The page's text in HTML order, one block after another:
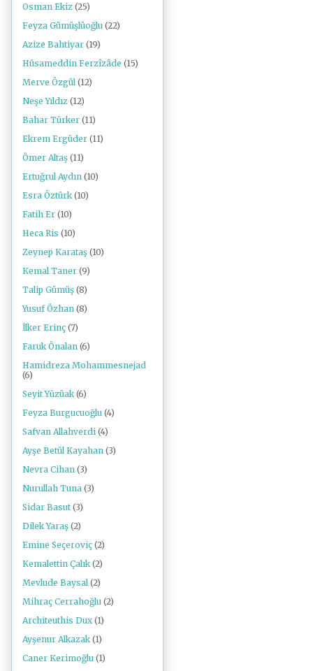
Osman Ekiz (25)
Feyza Gümüşlüoğlu (22)
Azize Bahtiyar (19)
Hüsameddin Ferzîzâde (15)
Merve Özgül (12)
Neşe Yıldız (12)
Bahar Türker (11)
Ekrem Ergüder (11)
Ömer Altaş (11)
Ertuğrul Aydın (10)
Esra Öztürk (10)
Fatih Er (10)
Heca Ris (10)
Zeynep Karataş (10)
Kemal Taner (9)
Talip Gümüş (8)
Yusuf Özhan (8)
İlker Erinç (7)
Faruk Önalan (6)
Hamidreza Mohammesnejad
(6)
Seyit Yüzüak (6)
Feyza Burgucuoğlu (4)
Safvan Allahverdi (4)
Ayşe Betül Kayahan (3)
Nevra Cihan (3)
Nurullah Tuna (3)
Sidar Basut (3)
Dilek Yaraş (2)
Emine Seçeroviç (2)
Kemalettin Çalık (2)
Mevlude Baysal (2)
Mihraç Cerrahoğlu (2)
Architeuthis Dux (1)
Ayşenur Alkazak (1)
Caner Kerimoğlu (1)